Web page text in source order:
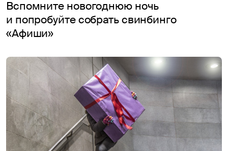
Вспомните новогоднюю ночь
и попробуйте собрать свинбинго
«Афиши»